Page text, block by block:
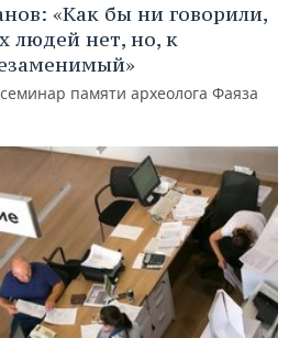
«Как бы ни говорили,
людей нет, но, к
памяти археолога Фаяза